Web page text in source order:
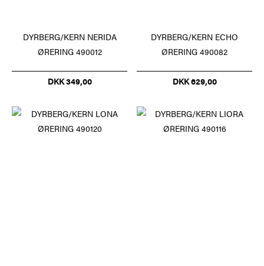
DYRBERG/KERN NERIDA
ØRERING 490012
DKK 349,00
DYRBERG/KERN ECHO
ØRERING 490082
DKK 629,00